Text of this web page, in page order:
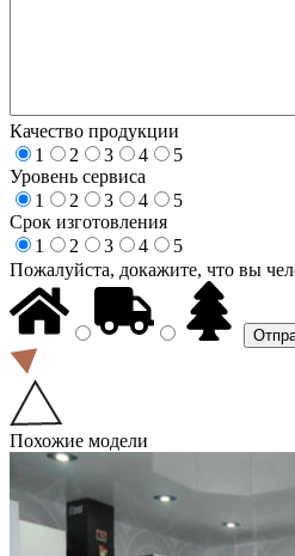
Качество продукции
1
2 3 4
5
Уровень сервиса
1
2 3 4
5
Срок изготовления
1
2 3 4
5
Пожалуйста, докажите, что вы
Похожие модели